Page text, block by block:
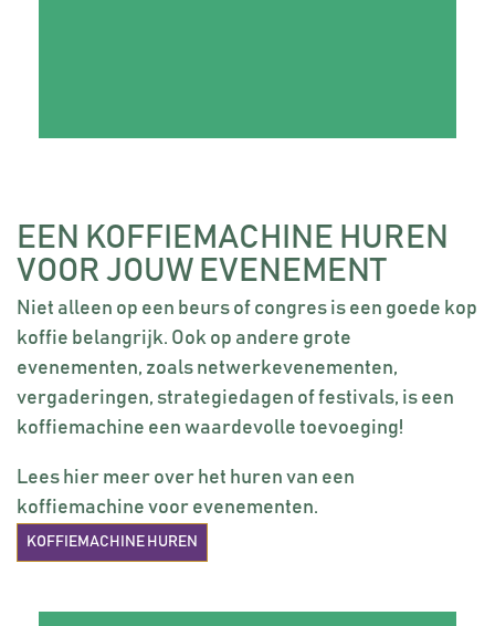
EEN KOFFIEMACHINE HUREN
VOOR JOUW EVENEMENT
Niet alleen op een beurs of congres is een goede kop
koffie belangrijk. Ook op andere grote
evenementen, zoals netwerkevenementen,
vergaderingen, strategiedagen of festivals, is een
koffiemachine een waardevolle toevoeging!
Lees hier meer over het huren van een
koffiemachine voor evenementen.
KOFFIEMACHINE HUREN